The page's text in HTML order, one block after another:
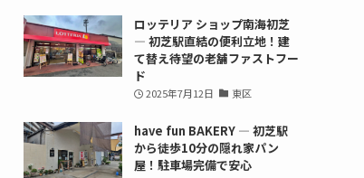
ロッテリア ショップ南海初芝
— 初芝駅直結の便利立地！建
て替え待望の老舗ファストフー
ド
2025年7月12日 東区
have fun BAKERY — 初芝駅
から徒歩10分の隠れ家パン
屋！駐車場完備で安心